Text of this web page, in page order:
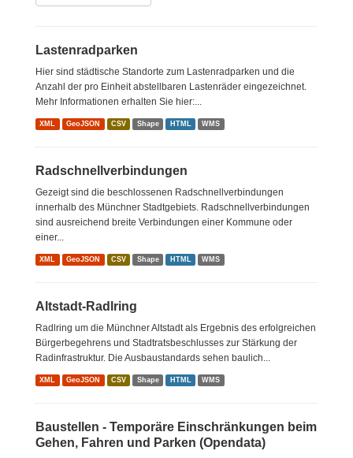
Lastenradparken
Hier sind städtische Standorte zum Lastenradparken und die
Anzahl der pro Einheit abstellbaren Lastenräder eingezeichnet.
Mehr Informationen erhalten Sie hier:...
XML GeoJSON CSV Shape HTML WMS
Radschnellverbindungen
Gezeigt sind die beschlossenen Radschnellverbindungen
innerhalb des Münchner Stadtgebiets. Radschnellverbindungen
sind ausreichend breite Verbindungen einer Kommune oder
einer...
XML GeoJSON CSV Shape HTML WMS
Altstadt-Radlring
Radlring um die Münchner Altstadt als Ergebnis des erfolgreichen
Bürgerbegehrens und Stadtratsbeschlusses zur Stärkung der
Radinfrastruktur. Die Ausbaustandards sehen baulich...
XML GeoJSON CSV Shape HTML WMS
Baustellen - Temporäre Einschränkungen beim
Gehen, Fahren und Parken (Opendata)